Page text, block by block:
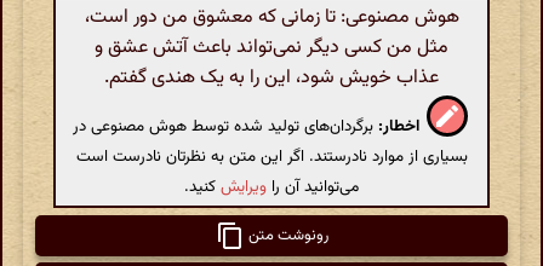
هوش مصنوعی: تا زمانی که معشوق من دور است،
مثل من کسی دیگر نمی‌تواند باعث آتش عشق و
عذاب خویش شود، این را به یک هندی گفتم.
اخطار: برگردان‌های تولید شده توسط هوش مصنوعی در
بسیاری از موارد نادرستند. اگر این متن به نظرتان نادرست است
می‌توانید آن را ویرایشکنید.
رونوشت متن